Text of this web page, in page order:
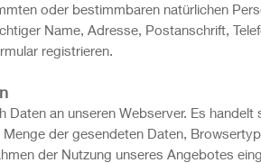
oder bestimmbaren natürlichen
Name, Adresse, Postanschrift,
registrieren.
an unseren Webserver. Es handelt
der gesendeten Daten,
der Nutzung unseres Angebotes